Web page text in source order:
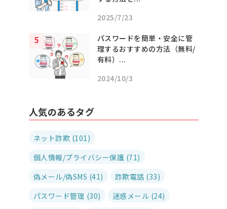
2025/7/23
パスワードを簡単・安全に管
理するおすすめの方法（無料/
有料）...
2024/10/3
人気のあるタグ
ネット詐欺 (101)
個人情報/プライバシー保護 (71)
偽メール/偽SMS (41)
詐欺電話 (33)
パスワード管理 (30)
迷惑メール (24)